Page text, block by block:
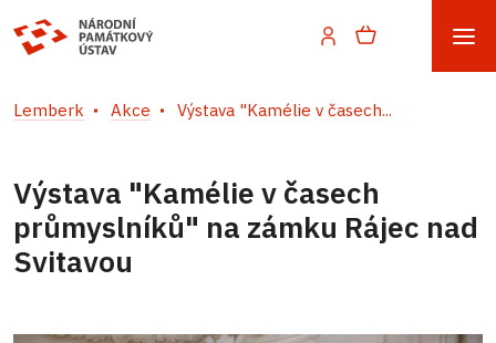
Lemberk Akce Výstava "Kamélie v časech...
Výstava "Kamélie v časech
průmyslníků" na zámku Rájec nad
Svitavou